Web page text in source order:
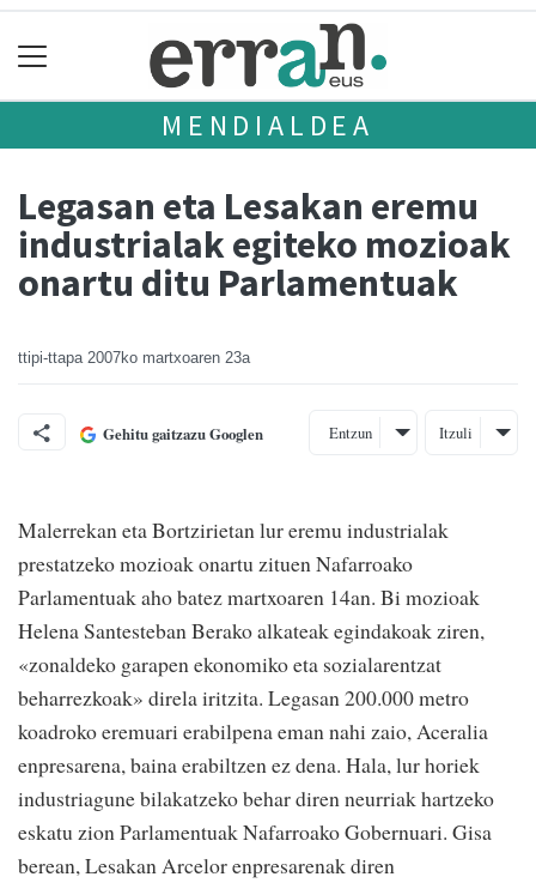
MENDIALDEA
Legasan eta Lesakan eremu
industrialak egiteko mozioak
onartu ditu Parlamentuak
ttipi-ttapa 2007ko martxoaren 23a
Gehitu gaitzazu Googlen Entzun Itzuli
Malerrekan eta Bortzirietan lur eremu industrialak
prestatzeko mozioak onartu zituen Nafarroako
Parlamentuak aho batez martxoaren 14an. Bi mozioak
Helena Santesteban Berako alkateak egindakoak ziren,
«zonaldeko garapen ekonomiko eta sozialarentzat
beharrezkoak» direla iritzita. Legasan 200.000 metro
koadroko eremuari erabilpena eman nahi zaio, Aceralia
enpresarena, baina erabiltzen ez dena. Hala, lur horiek
industriagune bilakatzeko behar diren neurriak hartzeko
eskatu zion Parlamentuak Nafarroako Gobernuari. Gisa
berean, Lesakan Arcelor enpresarenak diren